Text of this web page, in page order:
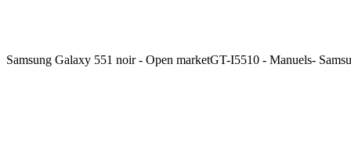
Samsung Galaxy 551 noir - Open marketGT-I5510 - Manuels-